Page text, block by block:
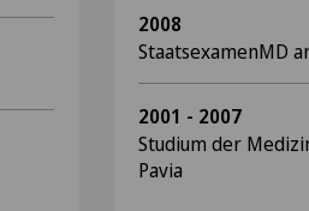
2008
StaatsexamenMD
2001 - 2007
Studium der
Pavia